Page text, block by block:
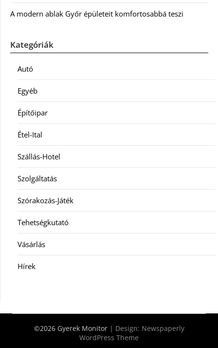
A modern ablak Győr épületeit komfortosabbá teszi
Kategóriák
Autó
Egyéb
Építőipar
Étel-Ital
Szállás-Hotel
Szolgáltatás
Szórakozás-Játék
Tehetségkutató
Vásárlás
Hírek
©2026 Gyerek Monitor | Design: Newspaperly
WordPress Theme